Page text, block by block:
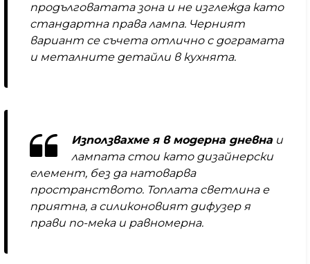
продълговатата зона и не изглежда като
стандартна права лампа. Черният
вариант се съчета отлично с дограмата
и металните детайли в кухнята.
Използвахме я в модерна дневна и
лампата стои като дизайнерски
елемент, без да натоварва
пространството. Топлата светлина е
приятна, а силиконовият дифузер я
прави по-мека и равномерна.